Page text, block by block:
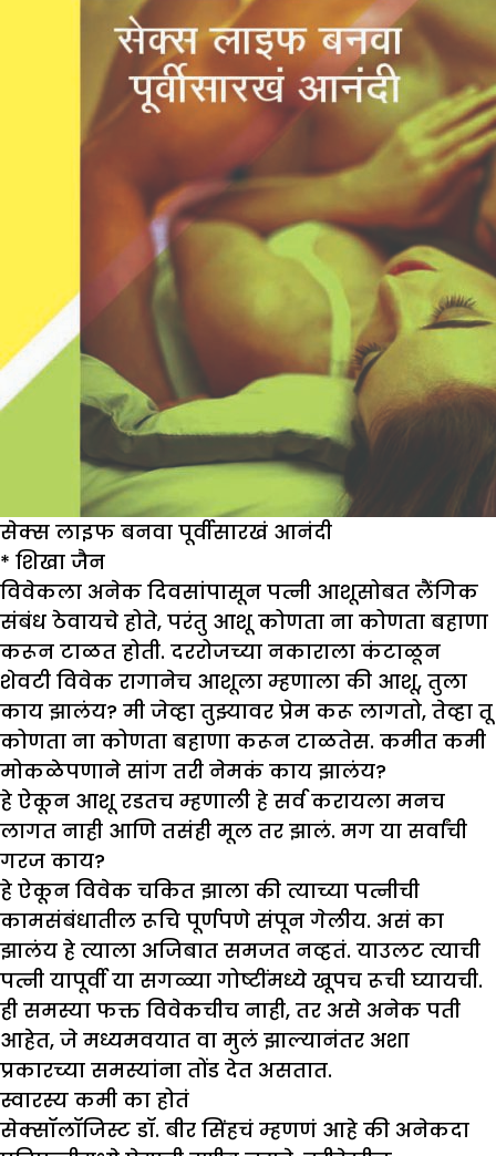
ठरावी
स्मरणीय
सेक्स लाइफ बनवा पूर्वीसारखं आनंदी
* शिखा जैन
विवेकला अनेक दिवसांपासून पत्नी आशूसोबत लैंगिक
संबंध ठेवायचे होते, परंतु आशू कोणता ना कोणता बहाणा
करून टाळत होती. दररोजच्या नकाराला कंटाळून
शेवटी विवेक रागानेच आशूला म्हणाला की आशू, तुला
काय झालंय? मी जेव्हा तुझ्यावर प्रेम करू लागतो, तेव्हा तू
कोणता ना कोणता बहाणा करून टाळतेस. कमीत कमी
मोकळेपणाने सांग तरी नेमकं काय झालंय?
हे ऐकून आशू रडतच म्हणाली हे सर्व करायला मनच
लागत नाही आणि तसंही मूल तर झालं. मग या सर्वांची
गरज काय?
हे ऐकून विवेक चकित झाला की त्याच्या पत्नीची
कामसंबंधातील रूचि पूर्णपणे संपून गेलीय. असं का
झालंय हे त्याला अजिबात समजत नव्हतं. याउलट त्याची
पत्नी यापूर्वी या सगळ्या गोष्टींमध्ये खूपच रूची घ्यायची.
ही समस्या फक्त विवेकचीच नाही, तर असे अनेक पती
आहेत, जे मध्यमवयात वा मुलं झाल्यानंतर अशा
प्रकारच्या समस्यांना तोंड देत असतात.
स्वारस्य कमी का होतं
सेक्सॉलॉजिस्ट डॉ. बीर सिंहचं म्हणणं आहे की अनेकदा